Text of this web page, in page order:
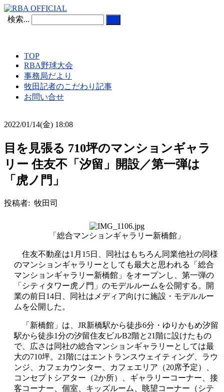
検索...
TOP
RBA野球大会
事務局だより
牧田記者のこだわり記事
お問い合せ
2022/01/14(金) 18:08
目を見張る 710坪のマンションギャラ
リー 住友不「汐留」開設／第一弾は
「虎ノ門」
投稿者: 牧田司
「総合マンションギャラリー新橋館」
住友不動産は1月15日、同社はもちろん同業他社の同様
のマンションギャラリーとしても最大と思われる「総合
マンションギャラリー新橋館」をオープンし、第一弾の
「シティタワー虎ノ門」のモデルルームを公開する。開
業の前日14日、同社はメディア向けに施設・モデルルー
ムを公開した。
「新橋館」は、JR新橋駅から徒歩6分・ゆりかもめ汐留
駅から徒歩1分の汐留住友ビルB2階と21階に設けたもの
で、広さは同社の総合マンションギャラリーとしては最
大の710坪。21階にはエントランスウェイティング、ラウ
ンジ、カフェカウンター、カフェエリア（20席予定）、
コンセプトシアター（2か所）、ギャラリーコーナー、接
客コーナー、個室、キッズルーム、眺望コーナー（シテ